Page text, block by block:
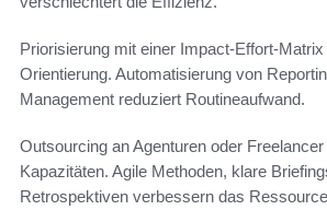
Priorisierung mit einer Impact-Effort-
Orientierung. Automatisierung von
Management reduziert Routineaufwand.
Outsourcing an Agenturen oder
Kapazitäten. Agile Methoden, klare
Retrospektiven verbessern das